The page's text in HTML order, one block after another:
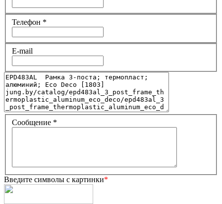
Телефон *
E-mail
Сообщение *
Введите символы с картинки*